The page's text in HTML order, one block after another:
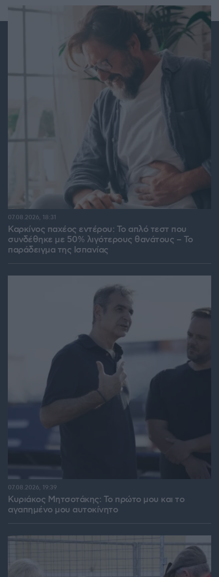
Καρκίνος παχέος εντέρου: Το απλό τεστ που
συνδέθηκε με 50% λιγότερους θανάτους – Το
παράδειγμα της Ισπανίας
07.08.2026, 18:31
Κυριάκος Μητσοτάκης: Το πρώτο μου και το
αγαπημένο μου αυτοκίνητο
07.08.2026, 19:39